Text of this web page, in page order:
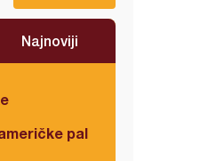
Najnoviji
palačinke